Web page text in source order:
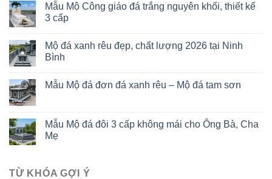
Mẫu Mộ Công giáo đá trắng nguyên khối, thiết kế
3 cấp
Mộ đá xanh rêu đẹp, chất lượng 2026 tại Ninh
Bình
Mẫu Mộ đá đơn đá xanh rêu – Mộ đá tam sơn
Mẫu Mộ đá đôi 3 cấp không mái cho Ông Bà, Cha
Mẹ
TỪ KHÓA GỢI Ý